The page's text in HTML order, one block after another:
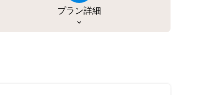
プラン詳細